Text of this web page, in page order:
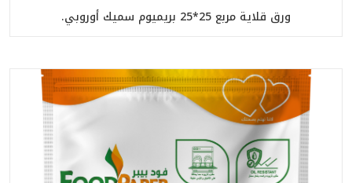
ورق قلاية مربع 25*25 بريميوم سميك أوروبي.